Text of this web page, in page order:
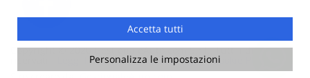
Copyright © 2026 GestionaleAuto.com S.r.l., Tutti i diritti
Leggi l'informativa sulla privacy-Cookie Policy
Accetta tutti
Personalizza le impostazioni